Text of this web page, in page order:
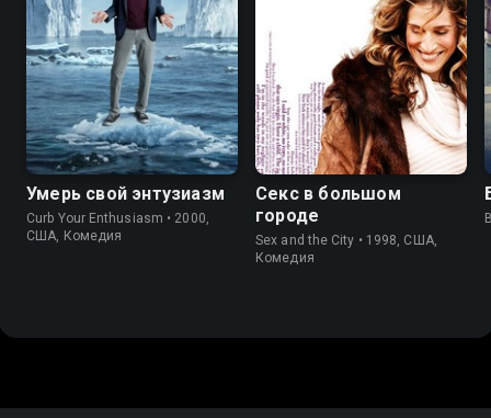
7.6 8.8
Умерь свой энтузиазм
Curb Your Enthusiasm • 2000,
США, Комедия
8.2 7.4
Секс в большом
городе
Sex and the City • 1998, США,
Комедия